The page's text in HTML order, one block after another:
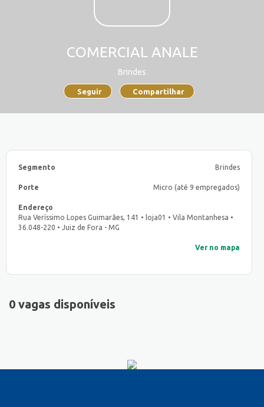
COMERCIAL ANALE
Brindes
Seguir Compartilhar
Segmento Brindes
Porte Micro (até 9 empregados)
Endereço
Rua Veríssimo Lopes Guimarães, 141 • loja01 • Vila Montanhesa •
36.048-220 • Juiz de Fora - MG
Ver no mapa
0 vagas disponíveis